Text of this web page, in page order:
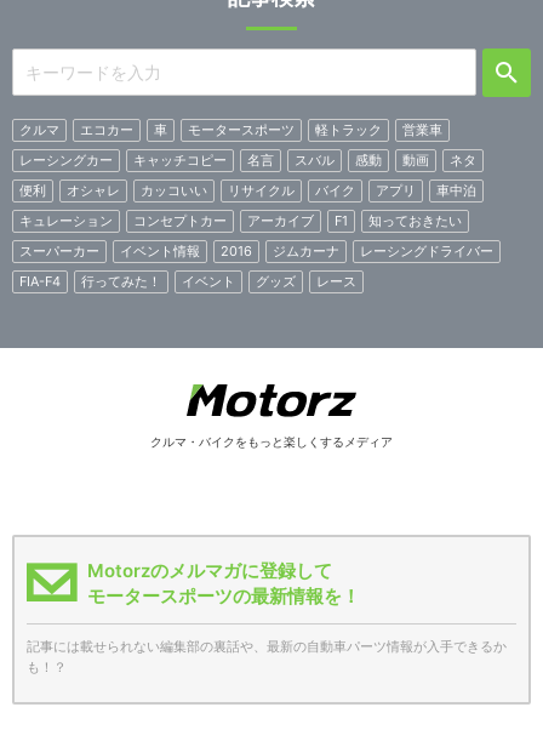
クルマ エコカー 車 モータースポーツ 軽トラック
営業車
レーシングカー
キャッチコピー 名言 スバル 感動 動画
ネタ
便利
オシャレ カッコいい リサイクル バイク アプリ
車中泊
キュレーション
コンセプトカー アーカイブ F1
知っておきたい
スーパーカー
イベント情報 2016 ジムカーナ
レーシングドライバー
FIA-F4
行ってみた！ イベント グッズ レース
クルマ・バイクをもっと楽しくするメディア
Motorzのメルマガに登録して
モータースポーツの最新情報を！
記事には載せられない編集部の裏話や、最新の自動車パーツ情報が入手できるか
も！？